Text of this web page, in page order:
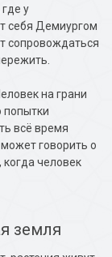
у
себя Демиургом
сопровождаться
на грани
попытки
всё время
говорить о
человек
земля